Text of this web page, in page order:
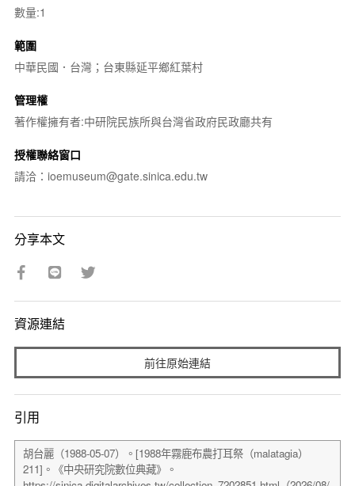
數量:1
範圍
中華民國．台灣；台東縣延平鄉紅葉村
管理權
著作權擁有者:中研院民族所與台灣省政府民政廳共有
授權聯絡窗口
請洽：ioemuseum@gate.sinica.edu.tw
分享本文
資源連結
前往原始連結
引用